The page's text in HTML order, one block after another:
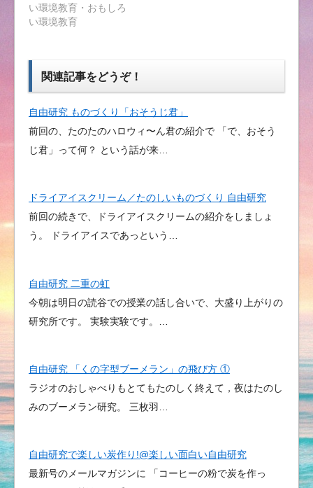
い環境教育・おもしろ
い環境教育
関連記事をどうぞ！
自由研究 ものづくり「おそうじ君」
前回の、たのたのハロウィ〜ん君の紹介で 「で、おそう
じ君」って何？ という話が来…
ドライアイスクリーム／たのしいものづくり 自由研究
前回の続きで、ドライアイスクリームの紹介をしましょ
う。 ドライアイスであっという…
自由研究 二重の虹
今朝は明日の読谷での授業の話し合いで、大盛り上がりの
研究所です。 実験実験です。…
自由研究 「くの字型ブーメラン」の飛び方 ①
ラジオのおしゃべりもとてもたのしく終えて，夜はたのし
みのブーメラン研究。 三枚羽…
自由研究で楽しい炭作り!@楽しい面白い自由研究
最新号のメールマガジンに 「コーヒーの粉で炭を作っ